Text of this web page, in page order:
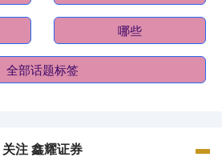
哪些
全部话题标签
关注 鑫耀证券